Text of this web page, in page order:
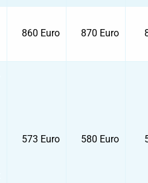
860 Euro 870 Euro
573 Euro 580 Euro